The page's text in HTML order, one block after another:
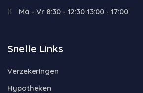
Ma - Vr 8:30 - 12:30 13:00 - 17:00
Snelle Links
Verzekeringen
Hypotheken